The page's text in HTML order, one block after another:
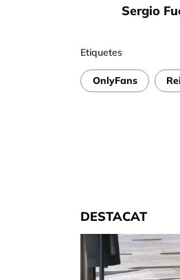
Sergio
Etiquetes
OnlyFans
DESTACAT